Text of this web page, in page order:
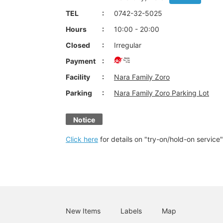
TEL
0742-32-5025
Hours
10:00 - 20:00
Closed
Irregular
Payment
Facility
Nara Family Zoro
Parking
Nara Family Zoro Parking Lot
Notice
Click here for details on "try-on/hold-on
New Items Labels Map